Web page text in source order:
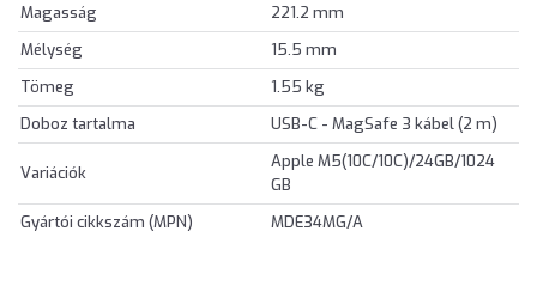
Magasság
221.2 mm
Mélység
15.5 mm
Tömeg
1.55 kg
Doboz tartalma
USB-C - MagSafe 3 kábel (2 m)
Variációk
Apple M5(10C/10C)/24GB/1024
GB
Gyártói cikkszám (MPN)
MDE34MG/A